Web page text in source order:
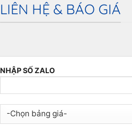
LIÊN HỆ & BÁO GIÁ
NHẬP SỐ ZALO